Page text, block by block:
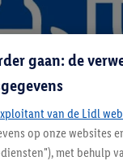
gaan: de
van de Lidl
op onze websites
met behulp